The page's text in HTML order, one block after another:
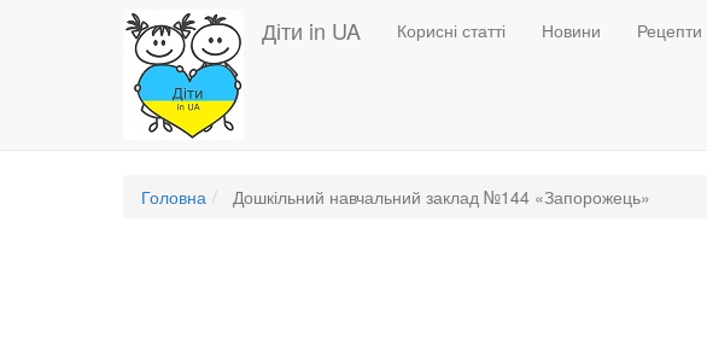
Діти in UA
Основная
навигация
Корисні статті Новини Рецепти
Головна Дошкільний навчальний заклад №144 «Запорожець»